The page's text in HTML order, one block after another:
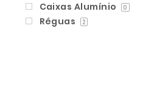
Caixas Alumínio 0
Réguas 2